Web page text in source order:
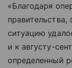
«Благодаря
ситуацию
и к августу-
определенный